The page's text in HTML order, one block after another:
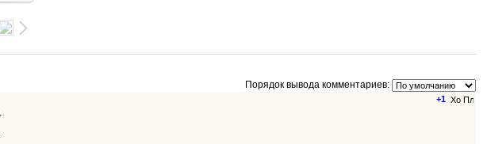
Порядок вывода комментариев:
+1